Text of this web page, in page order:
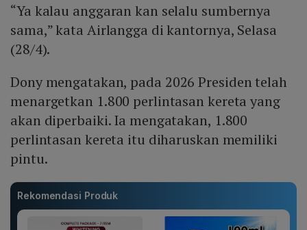
“Ya kalau anggaran kan selalu sumbernya
sama,” kata Airlangga di kantornya, Selasa
(28/4).
Dony mengatakan, pada 2026 Presiden telah
menargetkan 1.800 perlintasan kereta yang
akan diperbaiki. Ia mengatakan, 1.800
perlintasan kereta itu diharuskan memiliki
pintu.
Rekomendasi Produk